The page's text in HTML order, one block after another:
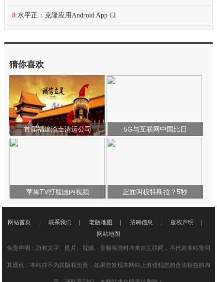
8.水平正：克隆应用Android App Cl
猜你喜欢
首届福建渣土清运公司 5G与互联网中国比日
苹果TV打脸国内视频 正面叫板特斯拉？5秒
网站首页 联系我们 老版地图 招聘信息 版权声明
网站地图
免责声明：所有文字、图片、视频、音频等资料均来自互联网，不代表本站赞同
其观点，本站亦不为其版权负责，如果您发现本网站上有侵犯您的合法权益的内